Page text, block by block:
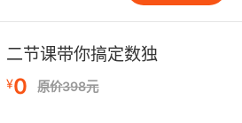
可不是谁都能随便制造的。
都是不同的。
二节课带你搞定数独
¥0 原价398元